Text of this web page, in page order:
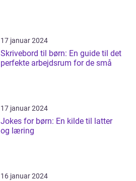
17 januar 2024
Skrivebord til børn: En guide til det
perfekte arbejdsrum for de små
17 januar 2024
Jokes for børn: En kilde til latter
og læring
16 januar 2024